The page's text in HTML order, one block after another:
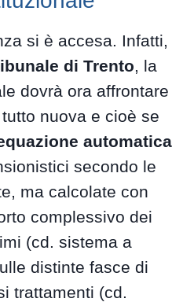
si è accesa. Infatti,
di Trento, la
dovrà ora affrontare
nuova e cioè se
automatica
secondo le
ma calcolate con
complessivo dei
(cd. sistema a
distinte fasce di
trattamenti (cd.